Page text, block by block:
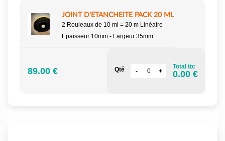
JOINT D'ETANCHEITE PACK 20 ML
2 Rouleaux de 10 ml = 20 m Linéaire
Epaisseur 10mm - Largeur 35mm
89.00 € Qté Total ttc
0.00 €